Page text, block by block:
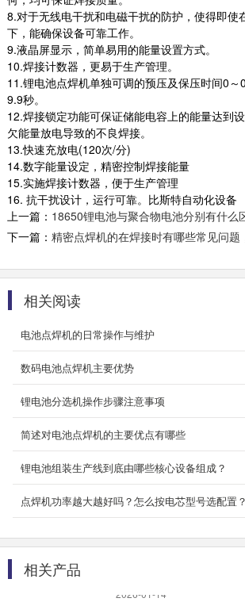
8.对于无线电干扰和电磁干扰的防护，使得即使
下，能确保设备可靠工作。
9.液晶屏显示，简单易用的能量设置方式。
10.焊接计数器，更易于生产管理。
11.锂电池点焊机单独可调的预压及保压时间0
9.9秒。
12.焊接锁定功能可保证储能电容上的能量达到
欠能量放电导致的不良焊接。
13.快速充放电(120次/分)
14.数字能量设定，精密控制焊接能量
15.实施焊接计数器，便于生产管理
16. 抗干扰设计，运行可靠。比斯特自动化设备
上一篇： 18650锂电池与聚合物电池分别有什么
下一篇： 精密点焊机的在焊接时有哪些常见问题
相关阅读
电池点焊机的日常操作与维护
数码电池点焊机主要优势
锂电池分选机操作步骤注意事项
简述对电池点焊机的主要优点有哪些
锂电池组装生产线到底由哪些核心设备组成？
点焊机功率越大越好吗？怎么按电芯型号选配置？
相关产品
动贴青稞纸，自动贴侧面胶，
动化焊接...
2025-09-19
动力/储能电池组PACK生产
设备功率：AC220V
围：圆柱电芯
14430/14500/18500/18650/
2026-01-22
动力储能电池组全自动生产
设备名称：动力储能电池组全
号：BT-2113-18650 一、设
2025-09-24
一、主要功能 聚合物电芯极耳
自动激光焊接 圆柱型电池组
BMS 的...
2025-09-19
BT-450系列自动贴面垫机
一、主要功能 圆柱型电芯的正
2025-09-16
BT-10 串系列锂电池保护板
一、概述 BT 系列多功能保护